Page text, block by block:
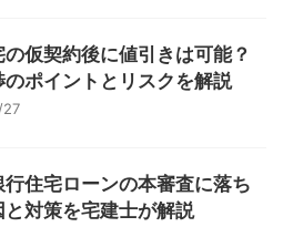
仮契約後に値引きは可能？
のポイントとリスクを解説
行住宅ローンの本審査に落ち
と対策を宅建士が解説